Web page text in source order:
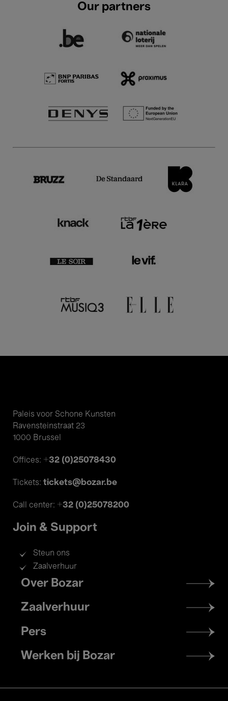
Our partners
Paleis voor Schone Kunsten
Ravensteinstraat 23
1000 Brussel
Offices: +32 (0)25078430
Tickets: tickets@bozar.be
Call center: +32 (0)25078200
Join & Support
Steun ons
Zaalverhuur
Footer
menu
Over Bozar
Zaalverhuur
Pers
Werken bij Bozar